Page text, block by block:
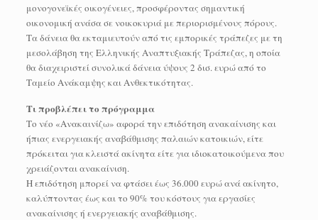
μονογονεϊκές οικογένειες, προσφέροντας σημαντική
οικονομική ανάσα σε νοικοκυριά με περιορισμένους πόρους.
Τα δάνεια θα εκταμιευτούν από τις εμπορικές τράπεζες με τη
μεσολάβηση της Ελληνικής Αναπτυξιακής Τράπεζας, η οποία
θα διαχειριστεί συνολικά δάνεια ύψους 2 δισ. ευρώ από το
Ταμείο Ανάκαμψης και Ανθεκτικότητας.
Τι προβλέπει το πρόγραμμα
Το νέο «Ανακαινίζω» αφορά την επιδότηση ανακαίνισης και
ήπιας ενεργειακής αναβάθμισης παλαιών κατοικιών, είτε
πρόκειται για κλειστά ακίνητα είτε για ιδιοκατοικούμενα που
χρειάζονται ανακαίνιση.
Η επιδότηση μπορεί να φτάσει έως 36.000 ευρώ ανά ακίνητο,
καλύπτοντας έως και το 90% του κόστους για εργασίες
ανακαίνισης ή ενεργειακής αναβάθμισης.